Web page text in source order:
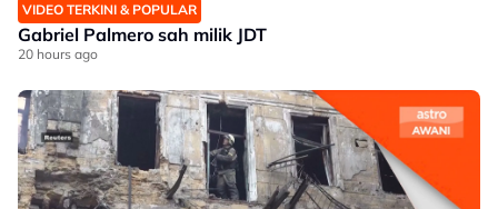
VIDEO TERKINI & POPULAR
Gabriel Palmero sah milik JDT
20 hours ago